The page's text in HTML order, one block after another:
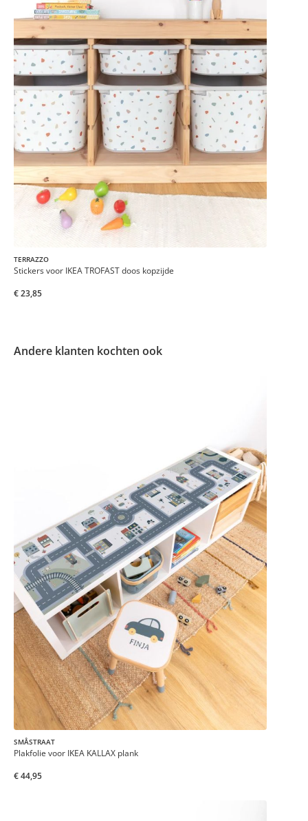
TERRAZZO
Stickers voor IKEA TROFAST doos kopzijde
€ 23,85
Andere klanten kochten ook
SMÅSTRAAT
Plakfolie voor IKEA KALLAX plank
€ 44,95